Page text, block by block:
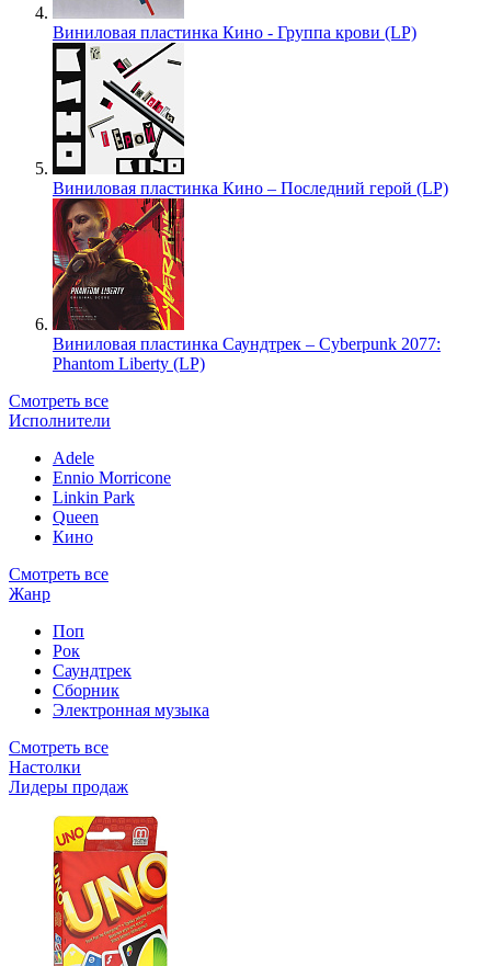
Виниловая пластинка Кино - Группа крови (LP)
Виниловая пластинка Кино – Последний герой (LP)
Виниловая пластинка Саундтрек – Cyberpunk 2077:
Phantom Liberty (LP)
Смотреть все
Исполнители
Adele
Ennio Morricone
Linkin Park
Queen
Кино
Смотреть все
Жанр
Поп
Рок
Саундтрек
Сборник
Электронная музыка
Смотреть все
Настолки
Лидеры продаж